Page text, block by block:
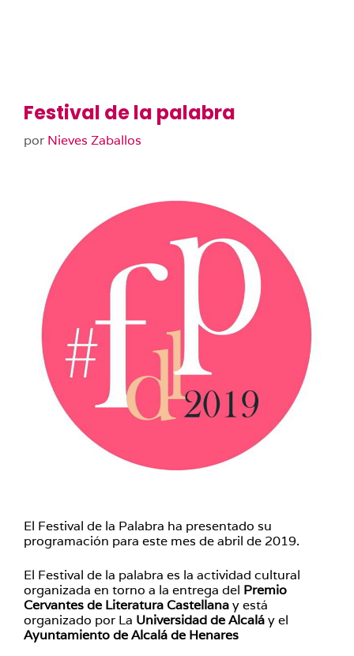
Festival de la palabra
por Nieves Zaballos
El Festival de la Palabra ha presentado su
programación para este mes de abril de 2019.
El Festival de la palabra es la actividad cultural
organizada en torno a la entrega del Premio
Cervantes de Literatura Castellanay está
organizado por La Universidad de Alcaláy el
Ayuntamiento de Alcalá de Henares